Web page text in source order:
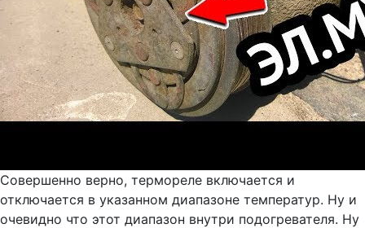
Совершенно верно, термореле включается и
отключается в указанном диапазоне температур. Ну и
очевидно что этот диапазон внутри подогревателя. Ну